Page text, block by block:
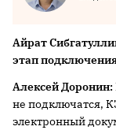
Айрат
этап
Алексей Доронин:
не подключатся,
электронный